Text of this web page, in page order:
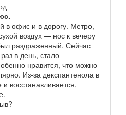
в офис и в дорогу. Метро,
воздух — нос к вечеру
раздраженный. Сейчас
в день, стало
нравится, что можно
Из-за декспантенола в
восстанавливается,